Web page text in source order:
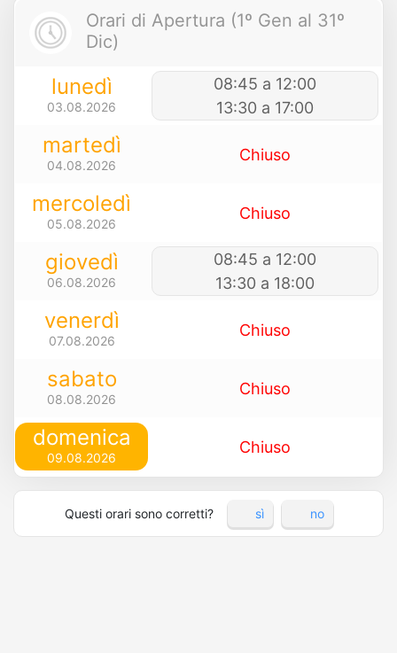
Orari di Apertura (1º Gen al 31º
Dic)
lunedì
03.08.2026
08:45 a 12:00
13:30 a 17:00
martedì
04.08.2026
Chiuso
mercoledì
05.08.2026
Chiuso
giovedì
06.08.2026
08:45 a 12:00
13:30 a 18:00
venerdì
07.08.2026
Chiuso
sabato
08.08.2026
Chiuso
domenica
09.08.2026
Chiuso
Questi orari sono corretti? sì no